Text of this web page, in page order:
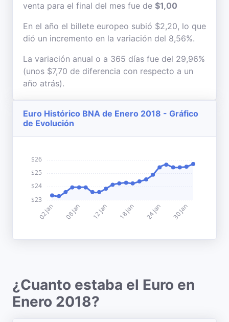
venta para el final del mes fue de $1,00
En el año el billete europeo subió $2,20, lo que
dió un incremento en la variación del 8,56%.
La variación anual o a 365 días fue del 29,96%
(unos $7,70 de diferencia con respecto a un
año atrás).
Euro Histórico BNA de Enero 2018 - Gráfico
de Evolución
¿Cuanto estaba el Euro en
Enero 2018?